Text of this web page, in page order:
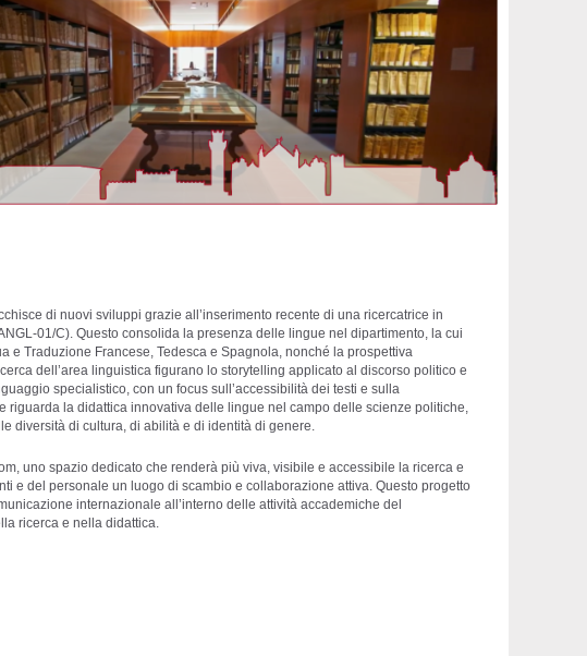
di nuovi sviluppi grazie all’inserimento recente di una ricercatrice in
01/C). Questo consolida la presenza delle lingue nel dipartimento, la cui
e Traduzione Francese, Tedesca e Spagnola, nonché la prospettiva
dell’area linguistica figurano lo storytelling applicato al discorso politico e
specialistico, con un focus sull’accessibilità dei testi e sulla
la didattica innovativa delle lingue nel campo delle scienze politiche,
diversità di cultura, di abilità e di identità di genere.
uno spazio dedicato che renderà più viva, visibile e accessibile la ricerca e
e del personale un luogo di scambio e collaborazione attiva. Questo progetto
internazionale all’interno delle attività accademiche del
ricerca e nella didattica.